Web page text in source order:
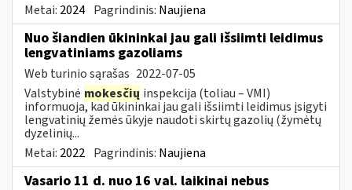
Metai: 2024 Pagrindinis: Naujiena
Nuo šiandien ūkininkai jau gali išsiimti leidimus
lengvatiniams gazoliams
Web turinio sąrašas 2022-07-05
Valstybinė mokesčių inspekcija (toliau – VMI)
informuoja, kad ūkininkai jau gali išsiimti leidimus įsigyti
lengvatinių žemės ūkyje naudoti skirtų gazolių (žymėtų
dyzelinių...
Metai: 2022 Pagrindinis: Naujiena
Vasario 11 d. nuo 16 val. laikinai nebus